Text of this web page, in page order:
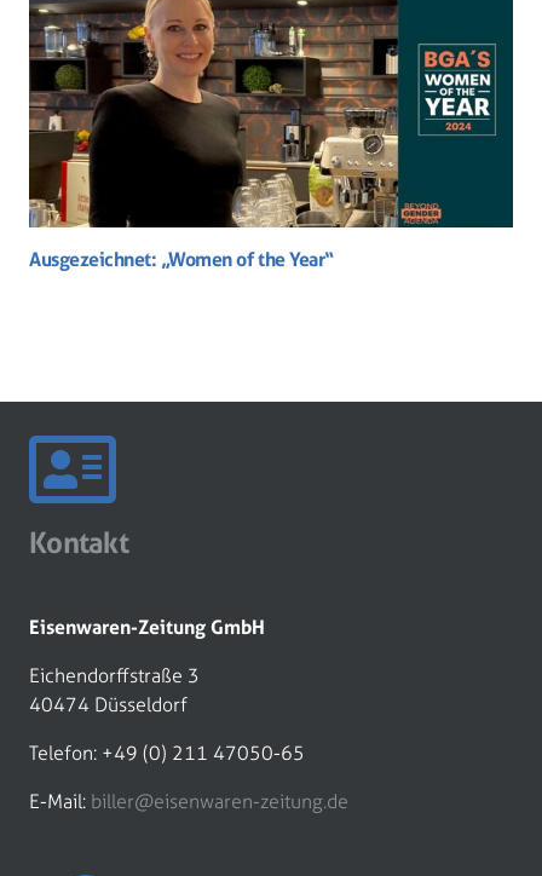
Ausgezeichnet: „Women of the Year“
Kontakt
Eisenwaren-Zeitung GmbH
Eichendorffstraße 3
40474 Düsseldorf
Telefon: +49 (0) 211 47050-65
E-Mail: biller@eisenwaren-zeitung.de